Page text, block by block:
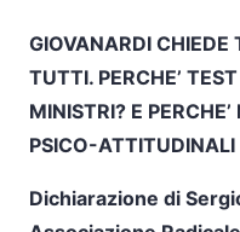
GIOVANARDI CHIEDE
TUTTI. PERCHE’
MINISTRI? E
PSICO-ATTITUDINALI
Dichiarazione di